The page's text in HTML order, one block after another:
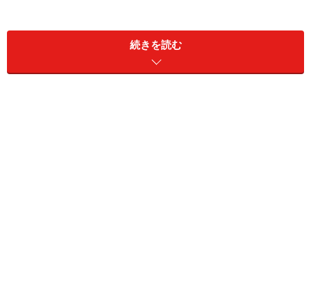
レジャー施設利用券またはお土産券
京浜急行の品川駅や京急川崎駅から利用する場合は、大
続きを読む